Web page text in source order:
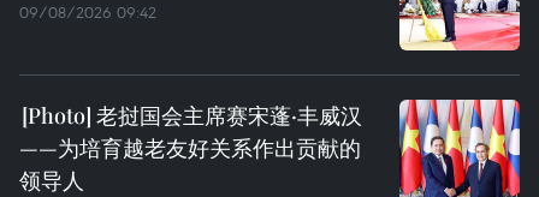
09/08/2026 09:42
老挝国会主席赛宋蓬·丰威汉
——为培育越老友好关系作出贡献的
领导人